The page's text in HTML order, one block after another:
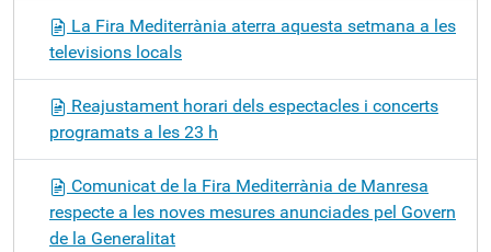
La Fira Mediterrània aterra aquesta setmana a les
televisions locals
Reajustament horari dels espectacles i concerts
programats a les 23 h
Comunicat de la Fira Mediterrània de Manresa
respecte a les noves mesures anunciades pel Govern
de la Generalitat